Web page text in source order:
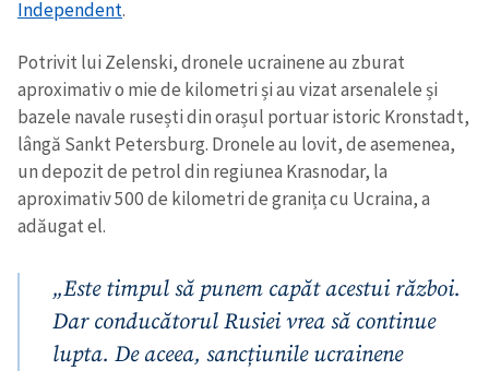
Independent.
Potrivit lui Zelenski, dronele ucrainene au zburat
aproximativ o mie de kilometri și au vizat arsenalele și
bazele navale rusești din orașul portuar istoric Kronstadt,
lângă Sankt Petersburg. Dronele au lovit, de asemenea,
un depozit de petrol din regiunea Krasnodar, la
aproximativ 500 de kilometri de granița cu Ucraina, a
adăugat el.
„Este timpul să punem capăt acestui război.
Dar conducătorul Rusiei vrea să continue
lupta. De aceea, sancțiunile ucrainene